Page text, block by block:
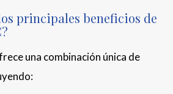
principales beneficios de
una combinación única de